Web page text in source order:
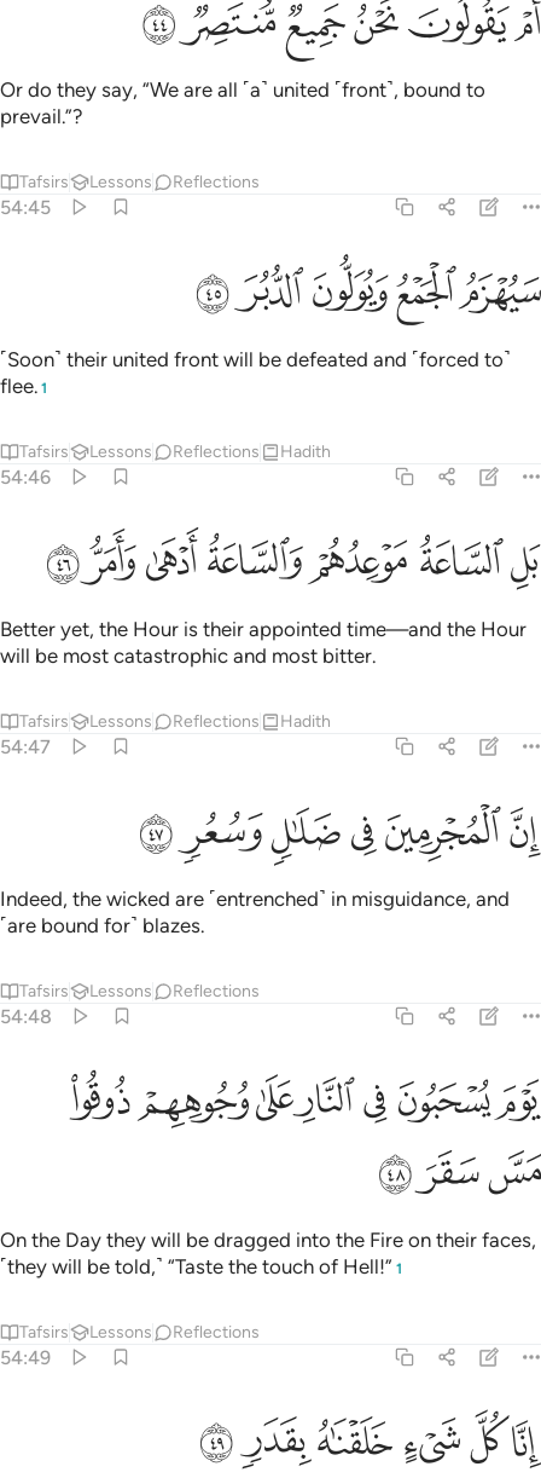
أَمْ يَقُولُونَ نَحْنُ جَمِيعٌۭ مُّنتَصِرٌۭ ٤٤
ﲹﲺﲻﲼﲽ ﲾ
Or do they say, “We are all ˹a˺ united ˹front˺, bound to
prevail.”?
Tafsirs Lessons Reflections
54:45
سيهزم الجمع ويولون الدبر ٤٥
سَيُهْزَمُ ٱلْجَمْعُ وَيُوَلُّونَ ٱلدُّبُرَ ٤٥
ﲿﳀﳁﳂﳃ
˹Soon˺ their united front will be defeated and ˹forced to˺
flee. 1
Tafsirs Lessons Reflections Hadith
54:46
بل الساعة موعدهم والساعة ادهى وامر ٤٦
بَلِ ٱلسَّاعَةُ مَوْعِدُهُمْ وَٱلسَّاعَةُ أَدْهَىٰ وَأَمَرُّ ٤٦
ﳄﳅﳆﳇﳈﳉﳊ
Better yet, the Hour is their appointed time—and the Hour
will be most catastrophic and most bitter.
Tafsirs Lessons Reflections Hadith
54:47
ان المجرمين في ضلال وسعر ٤٧
إِنَّ ٱلْمُجْرِمِينَ فِى ضَلَـٰلٍۢ وَسُعُرٍۢ ٤٧
ﳋﳌﳍﳎﳏﳐ
Indeed, the wicked are ˹entrenched˺ in misguidance, and
˹are bound for˺ blazes.
Tafsirs Lessons Reflections
54:48
يوم يسحبون في النار على وجوههم ذوقوا مس سقر ٤٨
يَوْمَ يُسْحَبُونَ فِى ٱلنَّارِ عَلَىٰ وُجُوهِهِمْ ذُوقُوا۟ مَسَّ سَقَرَ ٤٨
ﳑﳒﳓﳔﳕﳖﳗ
ﳘﳙﳚ
On the Day they will be dragged into the Fire on their faces,
˹they will be told,˺ “Taste the touch of Hell!” 1
Tafsirs Lessons Reflections
54:49
انا كل شيء خلقناه بقدر ٤٩
إِنَّا كُلَّ شَىْءٍ خَلَقْنَـٰهُ بِقَدَرٍۢ ٤٩
ﳛﳜﳝﳞﳟﳠ